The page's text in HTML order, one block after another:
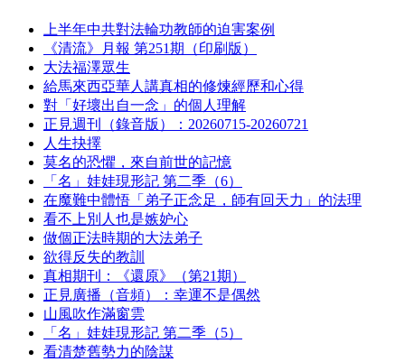
上半年中共對法輪功教師的迫害案例
《清流》月報 第251期（印刷版）
大法福澤眾生
給馬來西亞華人講真相的修煉經歷和心得
對「好壞出自一念」的個人理解
正見週刊（錄音版）：20260715-20260721
人生抉擇
莫名的恐懼，來自前世的記憶
「名」娃娃現形記 第二季（6）
在魔難中體悟「弟子正念足，師有回天力」的法理
看不上別人也是嫉妒心
做個正法時期的大法弟子
欲得反失的教訓
真相期刊：《還原》（第21期）
正見廣播（音頻）：幸運不是偶然
山風吹作滿窗雲
「名」娃娃現形記 第二季（5）
看清楚舊勢力的陰謀